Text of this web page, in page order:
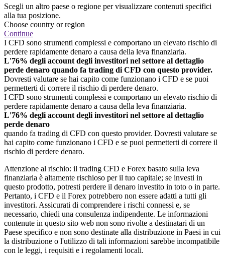
Scegli un altro paese o regione per visualizzare contenuti specifici
alla tua posizione.
Choose country or region
Continue
I CFD sono strumenti complessi e comportano un elevato rischio di
perdere rapidamente denaro a causa della leva finanziaria.
L'76% degli account degli investitori nel settore al dettaglio
perde denaro quando fa trading di CFD con questo provider.
Dovresti valutare se hai capito come funzionano i CFD e se puoi
permetterti di correre il rischio di perdere denaro.
I CFD sono strumenti complessi e comportano un elevato rischio di
perdere rapidamente denaro a causa della leva finanziaria.
L'76% degli account degli investitori nel settore al dettaglio
perde denaro
quando fa trading di CFD con questo provider. Dovresti valutare se
hai capito come funzionano i CFD e se puoi permetterti di correre il
rischio di perdere denaro.
Attenzione al rischio: il trading CFD e Forex basato sulla leva
finanziaria è altamente rischioso per il tuo capitale; se investi in
questo prodotto, potresti perdere il denaro investito in toto o in parte.
Pertanto, i CFD e il Forex potrebbero non essere adatti a tutti gli
investitori. Assicurati di comprendere i rischi connessi e, se
necessario, chiedi una consulenza indipendente. Le informazioni
contenute in questo sito web non sono rivolte a destinatari di un
Paese specifico e non sono destinate alla distribuzione in Paesi in cui
la distribuzione o l'utilizzo di tali informazioni sarebbe incompatibile
con le leggi, i requisiti e i regolamenti locali.